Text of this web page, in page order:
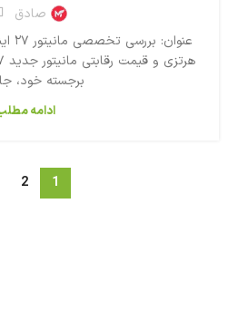
صادق
برجسته خود،
ادامه
1
2